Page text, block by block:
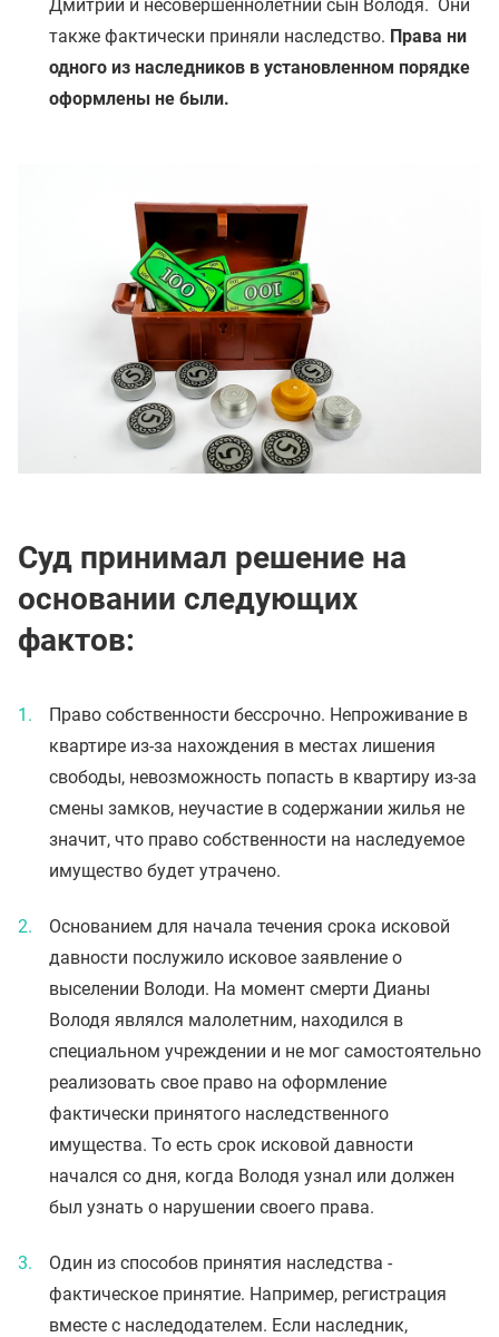
Дмитрий и несовершеннолетний сын Володя. Они
также фактически приняли наследство. Права ни
одного из наследников в установленном порядке
оформлены не были.
Суд принимал решение на
основании следующих
фактов:
Право собственности бессрочно. Непроживание в
квартире из-за нахождения в местах лишения
свободы, невозможность попасть в квартиру из-за
смены замков, неучастие в содержании жилья не
значит, что право собственности на наследуемое
имущество будет утрачено.
Основанием для начала течения срока исковой
давности послужило исковое заявление о
выселении Володи. На момент смерти Дианы
Володя являлся малолетним, находился в
специальном учреждении и не мог самостоятельно
реализовать свое право на оформление
фактически принятого наследственного
имущества. То есть срок исковой давности
начался со дня, когда Володя узнал или должен
был узнать о нарушении своего права.
Один из способов принятия наследства -
фактическое принятие. Например, регистрация
вместе с наследодателем. Если наследник,